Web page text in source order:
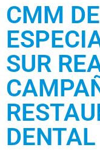
CMM DE
SUR
DENTAL